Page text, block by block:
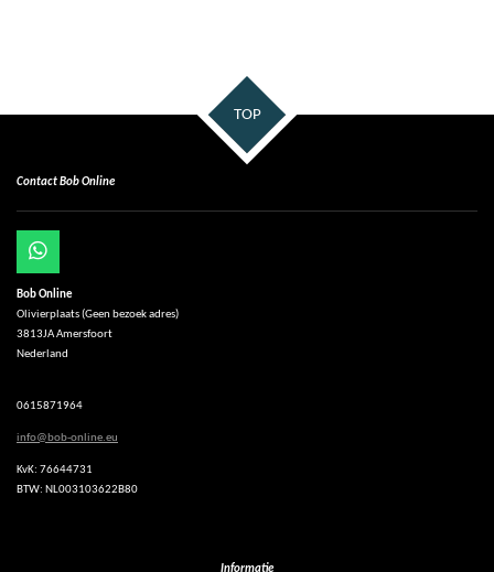
TOP
Contact Bob Online
W
h
a
t
s
A
p
Bob Online
Olivierplaats (Geen bezoek adres)
3813JA Amersfoort
Nederland
0615871964
info@bob-online.eu
KvK: 76644731
BTW: NL003103622B80
Informatie